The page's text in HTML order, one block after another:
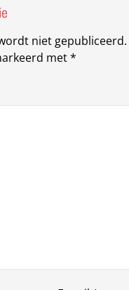
niet gepubliceerd.
met*